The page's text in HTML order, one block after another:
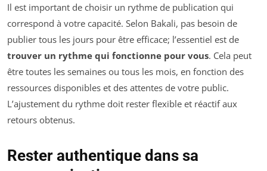
Il est important de choisir un rythme de publication qui
correspond à votre capacité. Selon Bakali, pas besoin de
publier tous les jours pour être efficace; l’essentiel est de
trouver un rythme qui fonctionne pour vous. Cela peut
être toutes les semaines ou tous les mois, en fonction des
ressources disponibles et des attentes de votre public.
L’ajustement du rythme doit rester flexible et réactif aux
retours obtenus.
Rester authentique dans sa